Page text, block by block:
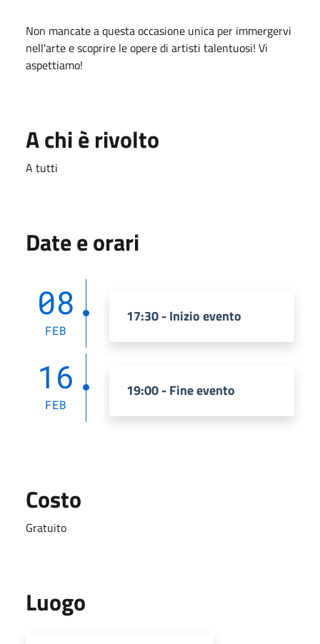
Non mancate a questa occasione unica per immergervi
nell'arte e scoprire le opere di artisti talentuosi! Vi
aspettiamo!
A chi è rivolto
A tutti
Date e orari
08
FEB
17:30 - Inizio evento
16
FEB
19:00 - Fine evento
Costo
Gratuito
Luogo